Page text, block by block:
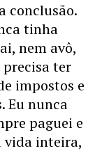
conclusão.
tinha
nem avô,
precisa ter
impostos e
Eu nunca
paguei e
vida inteira,